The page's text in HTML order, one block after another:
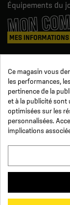
Équipements du
MON
MES INFORMATIONS
Avoirs
Informations
Suivi de
Devenez
NOUS
SUR LES RÉSEAUX
Ce magasin vous
les performances,
pertinence de la
et à la publicité
optimisées sur les
personnalisées.
implications